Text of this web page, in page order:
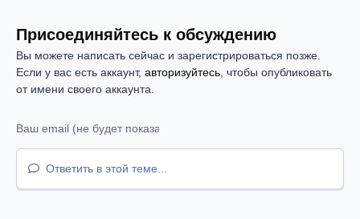
Присоединяйтесь к обсуждению
Вы можете написать сейчас и зарегистрироваться позже.
Если у вас есть аккаунт, авторизуйтесь, чтобы опубликовать
от имени своего аккаунта.
Ответить в этой теме...